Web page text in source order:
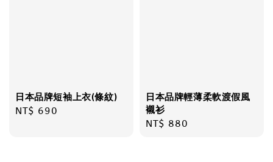
日本品牌短袖上衣(條紋)
Regular
NT$ 690
日本品牌輕薄柔軟渡假風
襯衫
Regular
NT$ 880